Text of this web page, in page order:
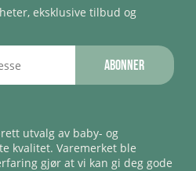
eksklusive tilbud og
Abonner
utvalg av baby- og
kvalitet. Varemerket ble
gjør at vi kan gi deg gode